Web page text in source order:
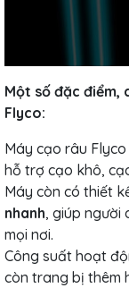
Một số đặc điểm,
Flyco:
Máy cạo râu
hỗ trợ cạo khô,
Máy còn có thiết
nhanh, giúp người
mọi nơi.
Công suất hoạt
còn trang bị thêm